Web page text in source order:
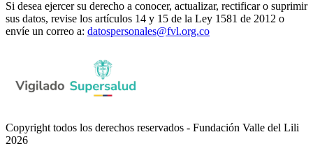
Si desea ejercer su derecho a conocer, actualizar, rectificar o suprimir
sus datos, revise los artículos 14 y 15 de la Ley 1581 de 2012 o
envíe un correo a: datospersonales@fvl.org.co
Copyright todos los derechos reservados - Fundación Valle del Lili
2026